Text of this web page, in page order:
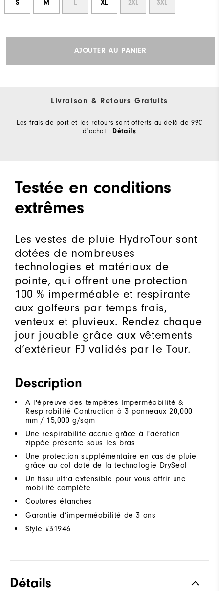
S M L XL 2XL 3XL
AJOUTER AU PANIER
Livraison & Retours Gratuits
Les frais de port et les retours sont offerts au-delà de 99€
d'achat
Détails
Testée en conditions
extrêmes
Les vestes de pluie HydroTour sont
dotées de nombreuses
technologies et matériaux de
pointe, qui offrent une protection
100 % imperméable et respirante
aux golfeurs par temps frais,
venteux et pluvieux. Rendez chaque
jour jouable grâce aux vêtements
d’extérieur FJ validés par le Tour.
Description
A l'épreuve des tempêtes Imperméabilité &
Respirabilité Contruction à 3 panneaux 20,000
mm / 15,000 g/sqm
Une respirabilité accrue grâce à l'aération
zippée présente sous les bras
Une protection supplémentaire en cas de pluie
grâce au col doté de la technologie DrySeal
Un tissu ultra extensible pour vous offrir une
mobilité complète
Coutures étanches
Garantie d’imperméabilité de 3 ans
Style #31946
Détails